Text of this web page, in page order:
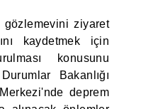
gözlemevini ziyaret
kaydetmek için
konusunu
Bakanlığı
deprem